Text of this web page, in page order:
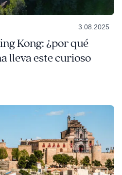
3.08.2025
Kong: ¿por qué
lleva este curioso